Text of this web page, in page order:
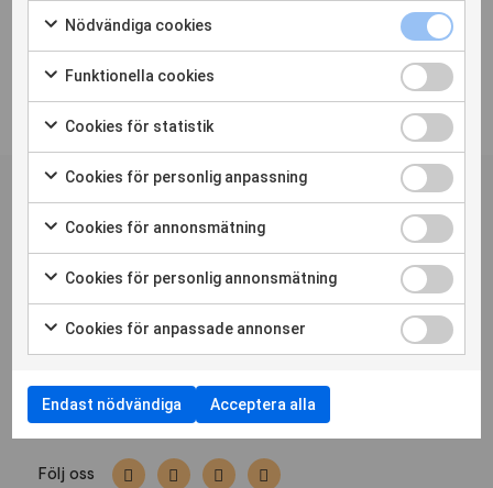
Personskadeförbundet RTPs
nyhetsbrev
Prenumerera
Bli medlem Press
Nyheter
Hitta din förening
Medlemstidningen Liv
Följ oss
Nödvändiga cookies
Funktionella cookies
Cookies för statistik
Cookies för personlig anpassning
Cookies för annonsmätning
Cookies för personlig annonsmätning
Cookies för anpassade annonser
Endast nödvändiga Acceptera alla